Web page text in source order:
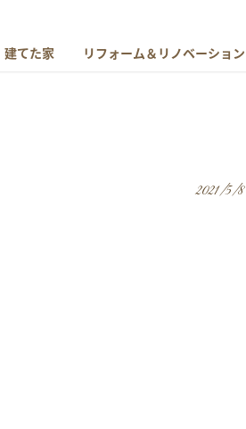
建てた家 リフォーム＆リノベーション
2021/5/8